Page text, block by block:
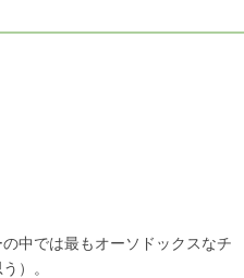
中では最もオーソドックスなチ
）。